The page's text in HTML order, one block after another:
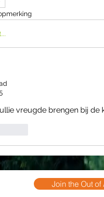
vreugde brengen bij de
Join the Out